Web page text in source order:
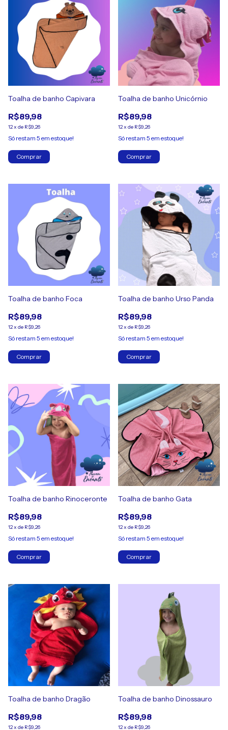
Toalha de banho Capivara
R$89,98
12x de R$9,26
Só restam 5 em estoque!
Comprar
Toalha de banho Unicórnio
R$89,98
12x de R$9,26
Só restam 5 em estoque!
Comprar
Toalha de banho Foca
R$89,98
12x de R$9,26
Só restam 5 em estoque!
Comprar
Toalha de banho Urso Panda
R$89,98
12x de R$9,26
Só restam 5 em estoque!
Comprar
Toalha de banho Rinoceronte
R$89,98
12x de R$9,26
Só restam 5 em estoque!
Comprar
Toalha de banho Gata
R$89,98
12x de R$9,26
Só restam 5 em estoque!
Comprar
Toalha de banho Dragão
R$89,98
12x de R$9,26
Toalha de banho Dinossauro
R$89,98
12x de R$9,26